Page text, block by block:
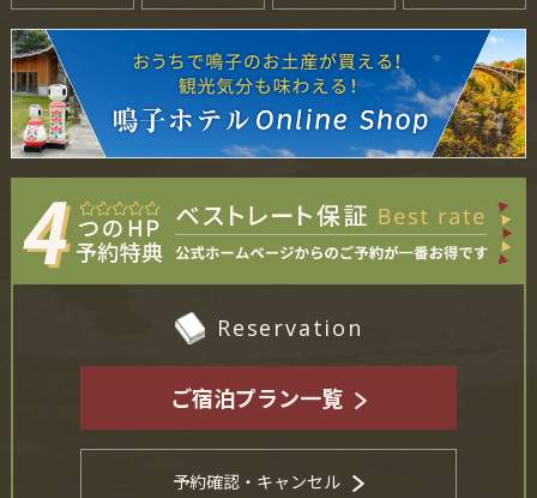
Reservation
ご宿泊プラン一覧
予約確認・キャンセル